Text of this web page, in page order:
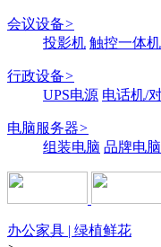
会议设备>
投影机 触控一体机
行政设备>
UPS电源 电话机/
电脑服务器>
组装电脑 品牌电脑
办公家具 | 绿植鲜花